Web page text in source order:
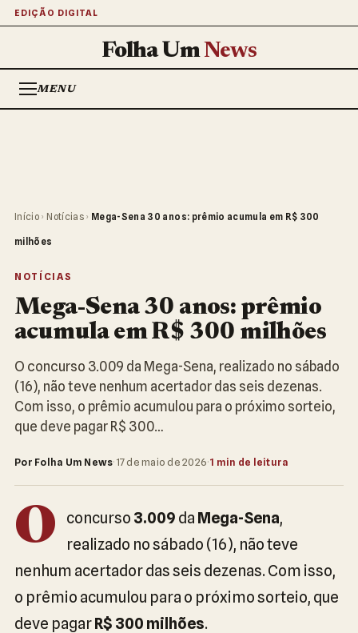
EDIÇÃO DIGITAL
Folha UmNews
MENU
Início › Notícias › Mega-Sena 30 anos: prêmio acumula em R$ 300
milhões
NOTÍCIAS
Mega-Sena 30 anos: prêmio
acumula em R$ 300 milhões
O concurso 3.009 da Mega-Sena, realizado no sábado
(16), não teve nenhum acertador das seis dezenas.
Com isso, o prêmio acumulou para o próximo sorteio,
que deve pagar R$ 300…
Por Folha Um News· 17 de maio de 2026·1 min de leitura
O concurso 3.009 da Mega-Sena,
realizado no sábado (16), não teve
nenhum acertador das seis dezenas. Com isso,
o prêmio acumulou para o próximo sorteio, que
deve pagarR$ 300 milhões.